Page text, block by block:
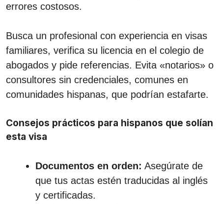
errores costosos.
Busca un profesional con experiencia en visas
familiares, verifica su licencia en el colegio de
abogados y pide referencias. Evita «notarios» o
consultores sin credenciales, comunes en
comunidades hispanas, que podrían estafarte.
Consejos prácticos para hispanos que solían
esta visa
Documentos en orden: Asegúrate de
que tus actas estén traducidas al inglés
y certificadas.